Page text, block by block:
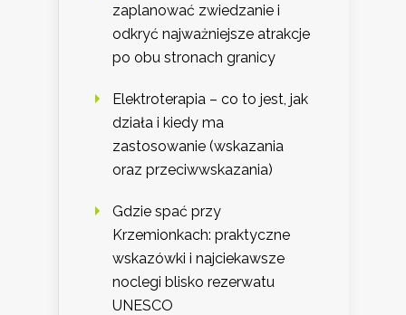
zaplanować zwiedzanie i
odkryć najważniejsze atrakcje
po obu stronach granicy
Elektroterapia – co to jest, jak
działa i kiedy ma
zastosowanie (wskazania
oraz przeciwwskazania)
Gdzie spać przy
Krzemionkach: praktyczne
wskazówki i najciekawsze
noclegi blisko rezerwatu
UNESCO